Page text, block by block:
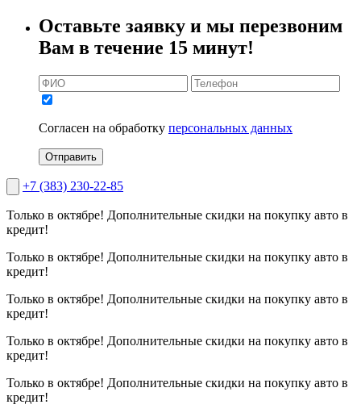
Оставьте заявку и мы перезвоним
Вам в течение 15 минут!
Согласен на обработку персональных данных
Отправить
+7 (383) 230-22-85
Только в октябре! Дополнительные скидки на покупку авто в
кредит!
Только в октябре! Дополнительные скидки на покупку авто в
кредит!
Только в октябре! Дополнительные скидки на покупку авто в
кредит!
Только в октябре! Дополнительные скидки на покупку авто в
кредит!
Только в октябре! Дополнительные скидки на покупку авто в
кредит!